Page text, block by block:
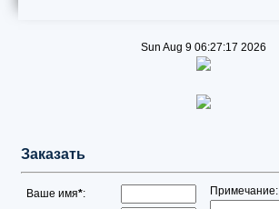
Sun Aug 9 06:27:17 2026
Заказать
Ваше имя*:
Примечание: